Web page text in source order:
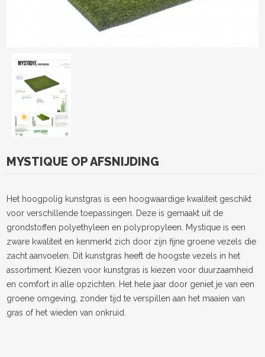
MYSTIQUE OP AFSNIJDING
Het hoogpolig kunstgras is een hoogwaardige kwaliteit geschikt
voor verschillende toepassingen. Deze is gemaakt uit de
grondstoffen polyethyleen en polypropyleen. Mystique is een
zware kwaliteit en kenmerkt zich door zijn fijne groene vezels die
zacht aanvoelen. Dit kunstgras heeft de hoogste vezels in het
assortiment. Kiezen voor kunstgras is kiezen voor duurzaamheid
en comfort in alle opzichten. Het hele jaar door geniet je van een
groene omgeving, zonder tijd te verspillen aan het maaien van
gras of het wieden van onkruid.